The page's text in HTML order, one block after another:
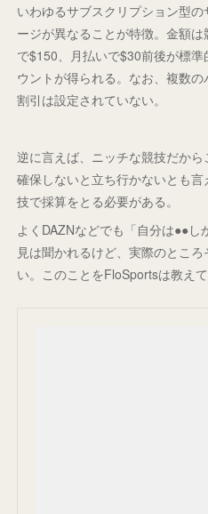
いわゆるサブスクリプション型
ージが異なることが特徴。金額
で$150、月払いで$30前後が標
ウントが得られる。なお、複数
割引は設定されていない。
逆に言えば、ニッチな競技だか
確保しないと立ち行かないとも
技で採算をとる必要がある。
よくDAZNなどでも「自分は●●
見は聞かれるけど、実際のとこ
い。このことをFloSportsは教えて